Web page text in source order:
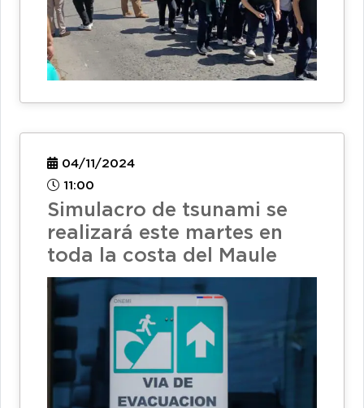
04/11/2024
11:00
Simulacro de tsunami se
realizará este martes en
toda la costa del Maule